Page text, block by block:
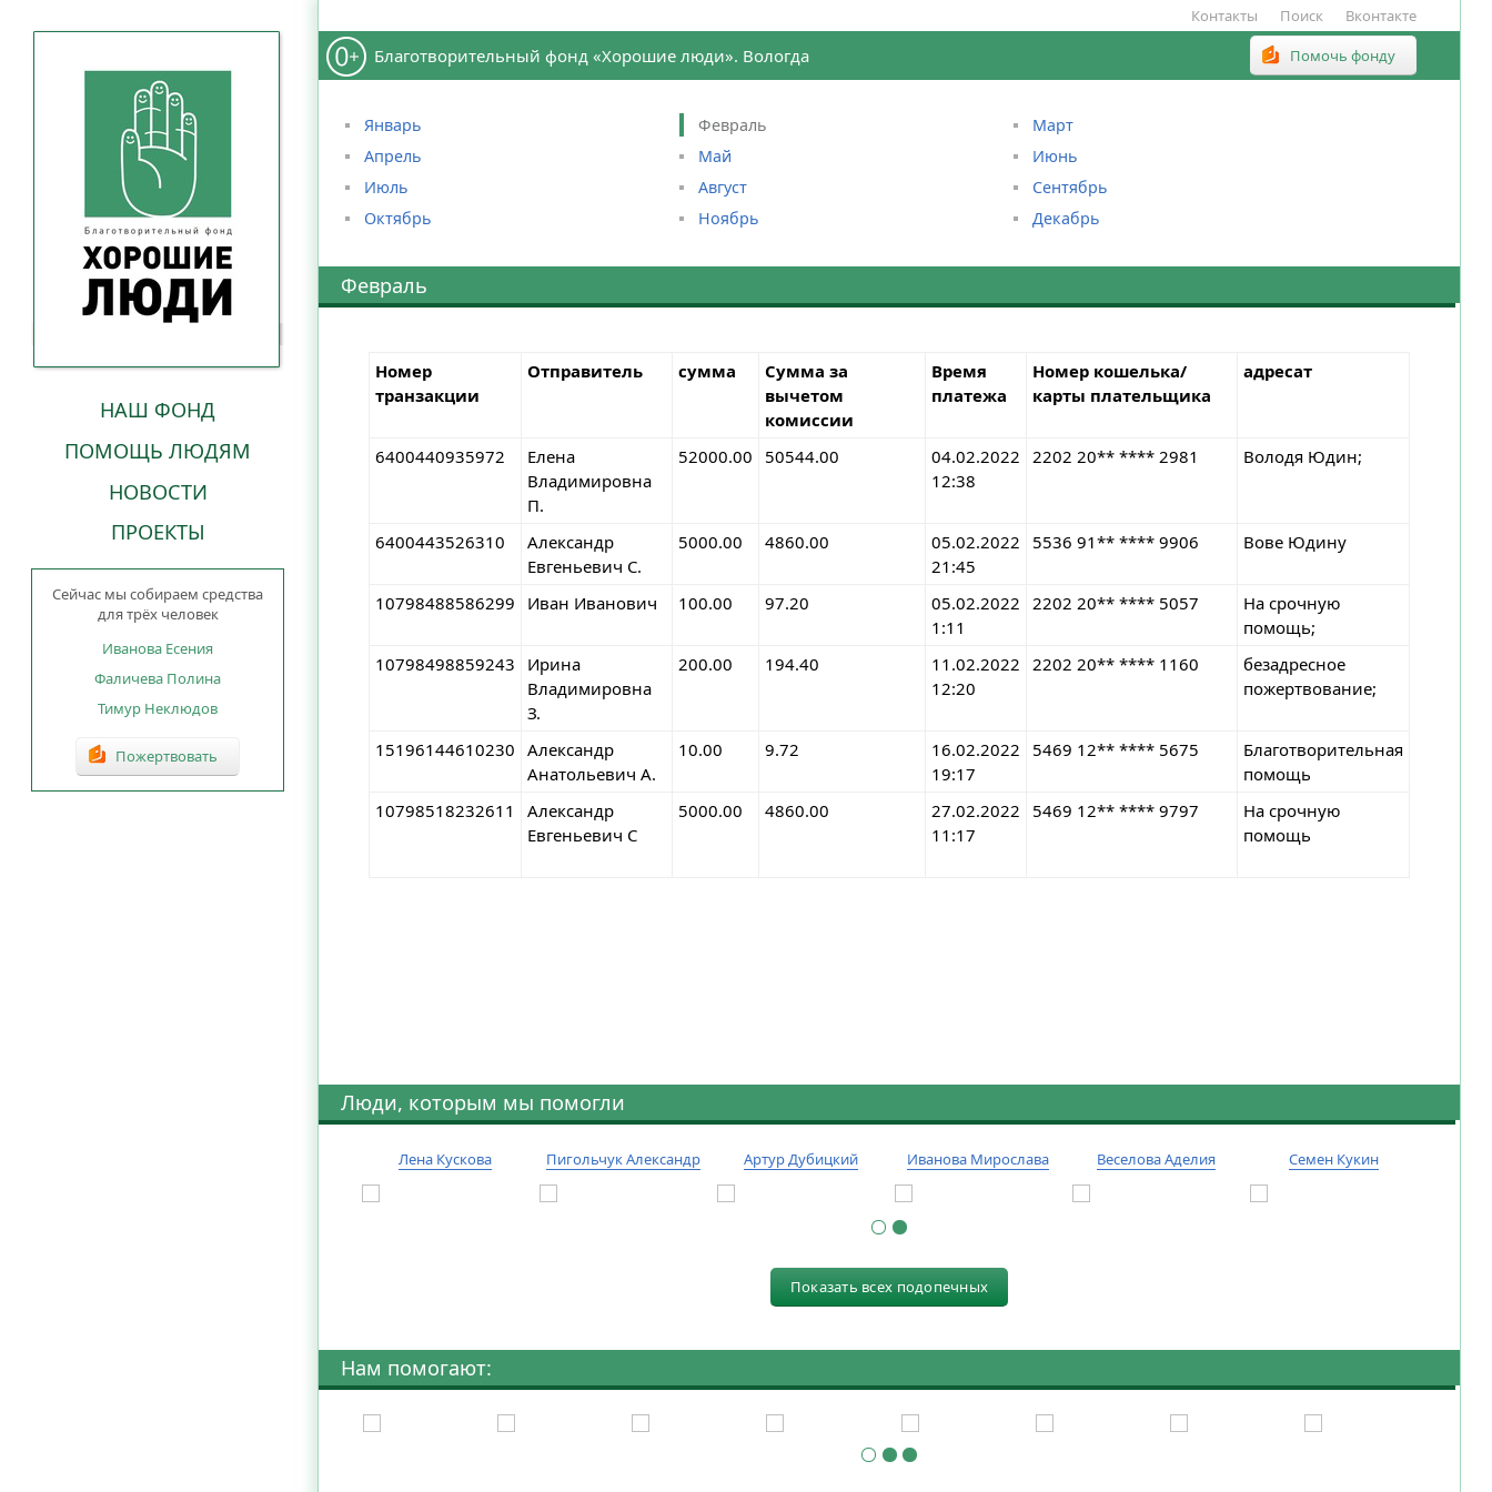
НАШ ФОНД
ПОМОЩЬ ЛЮДЯМ
НОВОСТИ
ПРОЕКТЫ
Сейчас мы собираем средства
для трёх человек
Иванова Есения
Фаличева Полина
Тимур Неклюдов
Пожертвовать
Контакты Поиск Вконтакте
Благотворительный фонд «Хорошие люди». Вологда Помочь фонду
Январь Февраль
Март
Апрель
Май
Июнь
Июль
Август
Сентябрь
Октябрь
Ноябрь Декабрь
Февраль
Номер
транзакции
Отправитель сумма
Сумма за
вычетом
комиссии
Время
платежа
Номер кошелька/
карты плательщика
адресат
6400440935972
Елена
Владимировна
П.
52000.00 50544.00
04.02.2022
12:38
2202 20** **** 2981 Володя Юдин;
6400443526310
Александр
Евгеньевич С.
5000.00 4860.00
05.02.2022
21:45
5536 91** **** 9906 Вове Юдину
10798488586299 Иван Иванович 100.00 97.20
05.02.2022
1:11
2202 20** **** 5057
На срочную
помощь;
10798498859243
Ирина
Владимировна
З.
200.00 194.40
11.02.2022
12:20
2202 20** **** 1160
безадресное
пожертвование;
15196144610230 Александр
Анатольевич А.
10.00 9.72
16.02.2022
19:17
5469 12** **** 5675
Благотворительная
помощь
10798518232611
Александр
Евгеньевич С
5000.00 4860.00
27.02.2022
11:17
5469 12** **** 9797
На срочную
помощь
Люди, которым мы помогли
Лена Кускова Пигольчук Александр Артур Дубицкий Иванова Мирослава Веселова Аделия Семен Кукин
Показать всех подопечных
Нам помогают: